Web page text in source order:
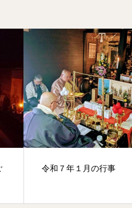
令和７年１月の行事